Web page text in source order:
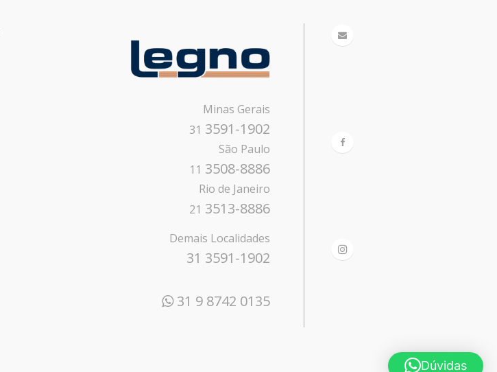
Minas Gerais
31 3591-1902
São Paulo
11 3508-8886
Rio de Janeiro
21 3513-8886
Demais Localidades
31 3591-1902
31 9 8742 0135
Dúvidas